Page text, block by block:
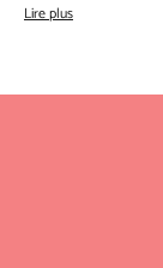
Lire plus